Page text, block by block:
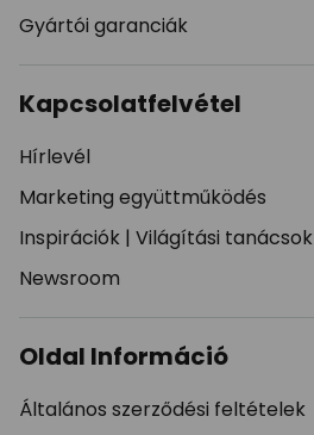
Gyártói garanciák
Kapcsolatfelvétel
Hírlevél
Marketing együttműködés
Inspirációk | Világítási tanácsok
Newsroom
Oldal Információ
Általános szerződési feltételek